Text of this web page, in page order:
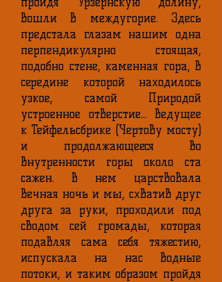
вошли в междугорие. Здесь
предстала глазам нашим одна
перпендикулярно стоящая,
подобно стене, каменная гора, в
середине которой находилось
узкое, самой Природой
устроенное отверстие... ведущее
к Тейфельсбрике (Чертову мосту)
и продолжающееся во
внутренности горы около ста
сажен. В нем царствовала
вечная ночь и мы, схватив друг
друга за руки, проходили под
сводом сей громады, которая
подавляя сама себя тяжестию,
испускала на нас водные
потоки, и таким образом пройдя